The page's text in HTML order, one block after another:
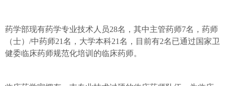
药学部现有药学专业技术人员28名，其中主管药师7名，药师
（士）/中药师21名，大学本科21名，目前有2名已通过国家卫
健委临床药师规范化培训的临床药师。